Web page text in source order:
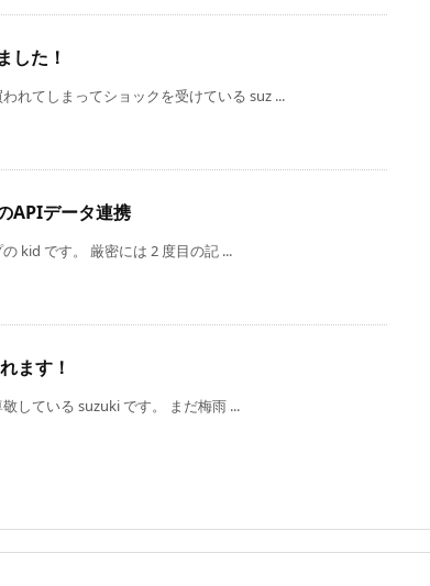
した！
れてしまってショックを受けている suz ...
APIデータ連携
kid です。 厳密には 2 度目の記 ...
ます！
している suzuki です。 まだ梅雨 ...